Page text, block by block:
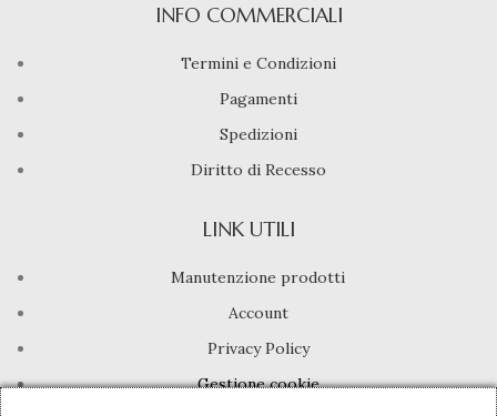
INFO COMMERCIALI
Termini e Condizioni
Pagamenti
Spedizioni
Diritto di Recesso
LINK UTILI
Manutenzione prodotti
Account
Privacy Policy
Gestione cookie